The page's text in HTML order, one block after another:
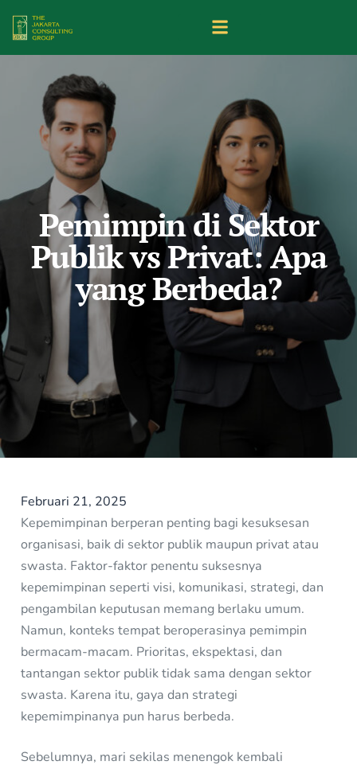
Pemimpin di Sektor
Publik vs Privat: Apa
yang Berbeda?
Februari 21, 2025
Kepemimpinan berperan penting bagi kesuksesan
organisasi, baik di sektor publik maupun privat atau
swasta. Faktor-faktor penentu suksesnya
kepemimpinan seperti visi, komunikasi, strategi, dan
pengambilan keputusan memang berlaku umum.
Namun, konteks tempat beroperasinya pemimpin
bermacam-macam. Prioritas, ekspektasi, dan
tantangan sektor publik tidak sama dengan sektor
swasta. Karena itu, gaya dan strategi
kepemimpinanya pun harus berbeda.
Sebelumnya, mari sekilas menengok kembali